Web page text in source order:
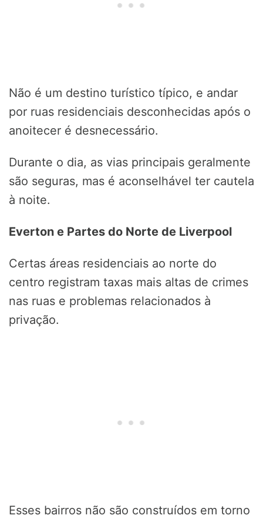
Não é um destino turístico típico, e andar
por ruas residenciais desconhecidas após o
anoitecer é desnecessário.
Durante o dia, as vias principais geralmente
são seguras, mas é aconselhável ter cautela
à noite.
Everton e Partes do Norte de Liverpool
Certas áreas residenciais ao norte do
centro registram taxas mais altas de crimes
nas ruas e problemas relacionados à
privação.
Esses bairros não são construídos em torno